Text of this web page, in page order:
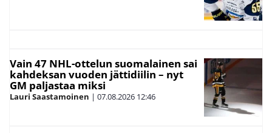
Vain 47 NHL-ottelun suomalainen sai
kahdeksan vuoden jättidiilin – nyt
GM paljastaa miksi
Lauri Saastamoinen | 07.08.2026 12:46